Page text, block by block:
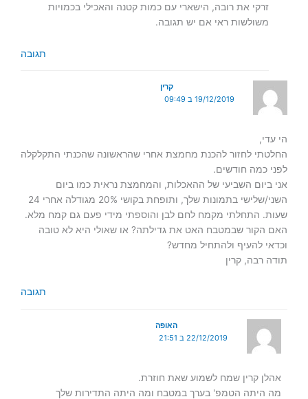
זרקי את רובה, הישארי עם כמות קטנה והאכילי בכמויות
משולשות ראי אם יש תגובה.
תגובה
קרין
19/12/2019 ב 09:49
הי עדי,
החלטתי לחזור להכנת מחמצת אחרי שהראשונה שהכנתי התקלקלה
לפני כמה חודשים.
אני ביום השביעי של ההאכלות, והמחמצת נראית כמו ביום
השני/שלישי בתמונות שלך, ותופחת בקושי 20% מגודלה אחרי 24
שעות. התחלתי מקמח לחם לבן והוספתי מידי פעם גם קמח מלא.
האם הקור שבמטבח האט את גדילתה? או שאולי היא לא טובה
וכדאי להעיף ולהתחיל מחדש?
תודה רבה, קרין
תגובה
האופה
22/12/2019 ב 21:51
אהלן קרין שמח לשמוע שאת חוזרת.
מה היתה הטמפ' בערך במטבח ומה היתה התדירות שלך